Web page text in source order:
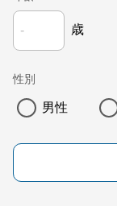
歳
性別
男性